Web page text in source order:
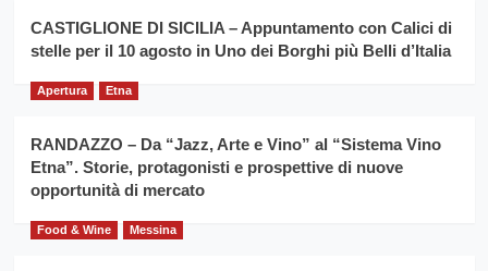
la
filiera
grano
per
il
anno
Franco
Caruso
CASTIGLIONE DI SICILIA – Appuntamento con Calici di
stelle per il 10 agosto in Uno dei Borghi più Belli d’Italia
Apertura Etna
RANDAZZO – Da “Jazz, Arte e Vino” al “Sistema Vino
Etna”. Storie, protagonisti e prospettive di nuove
opportunità di mercato
Food & Wine Messina